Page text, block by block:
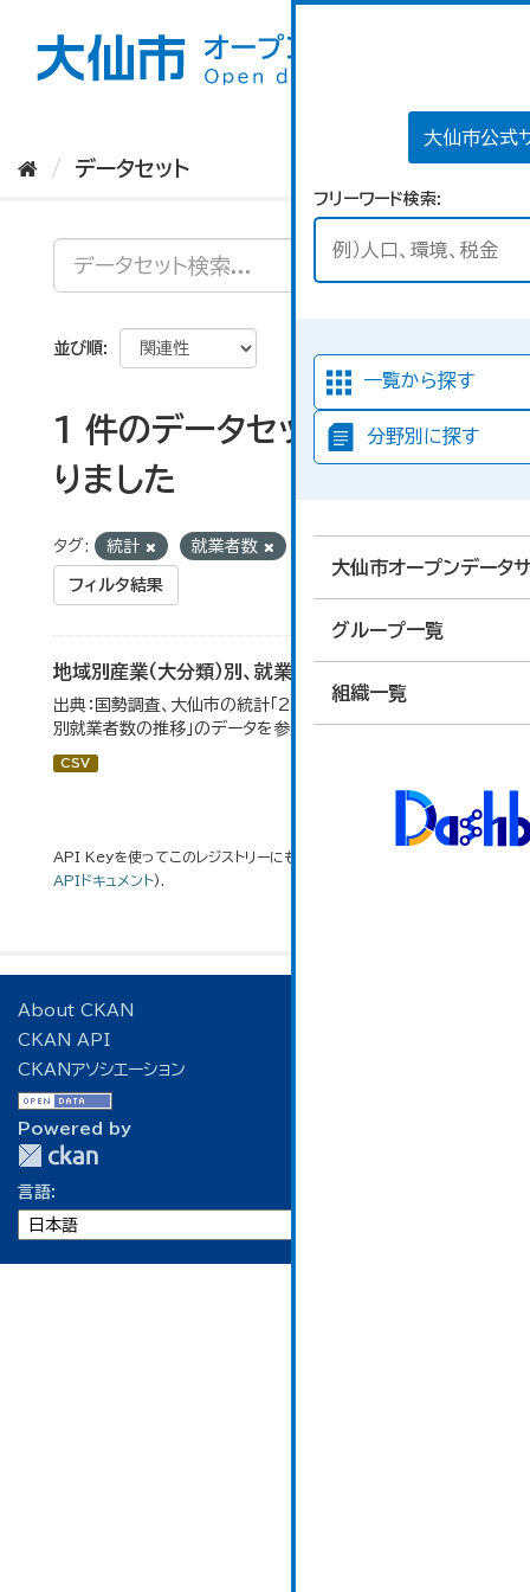
大仙市公式
フリーワード検索
一覧から探す
分野別に探す
大仙市オープンデータ
グループ一覧
組織一覧
データセット
並び順
1 件のデータセットが見つか
りました
タグ: 統計 就業者数
フィルタ結果
地域別産業（大分類）別、就業者数
出典：国勢調査、大仙市の統計「2-8 地域別産業（大分類）
別就業者数の推移」のデータを参照しています。
CSV
API Keyを使ってこのレジストリーにもアクセス可能です
APIドキュメント).
About CKAN
CKAN API
CKANアソシエーション
Powered by
言語